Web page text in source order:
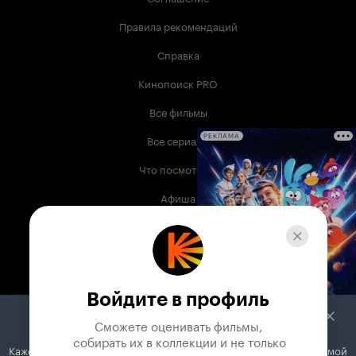
Правила рекомендаций
Справка
Кинопоиск PRO
Все фильмы
Все сериалы
Что посмотреть
Афиша
Музыка
Телепрограмма
Служба поддержки
РЕКЛАМА
Войдите в профиль
Сможете оценивать фильмы,
собирать их в коллекции и не только
Кажется, вы используете блокировщик рекламы. Вместе с рекламой